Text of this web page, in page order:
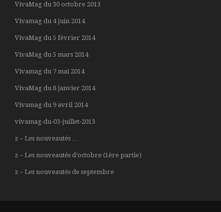
VivaMag du 30 octobre 2013
Vivamag du 4 juin 2014
VivaMag du 5 février 2014
VivaMag du 5 mars 2014
Vivamag du 7 mai 2014
VivaMag du 8 janvier 2014
Vivamag du 9 avril 2014
vivamag-du-03-juillet-2013
z – Les nouveautés …
z – Les nouveautés d’octobre (1ère partie)
z – Les nouveautés de septembre